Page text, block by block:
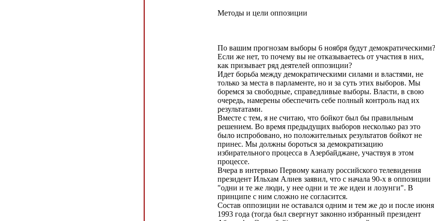
Методы и цели оппозиции
По вашим прогнозам выборы 6 ноября будут демократическими?
Если же нет, то почему вы не отказываетесь от участия в них,
как призывает ряд деятелей оппозиции?
Идет борьба между демократическими силами и властями, не
только за места в парламенте, но и за суть этих выборов. Мы
боремся за свободные, справедливые выборы. Власти, в свою
очередь, намерены обеспечить себе полный контроль над их
результатами.
Вместе с тем, я не считаю, что бойкот был бы правильным
решением. Во время предыдущих выборов несколько раз это
было испробовано, но положительных результатов бойкот не
принес. Мы должны бороться за демократизацию
избирательного процесса в Азербайджане, участвуя в этом
процессе.
Вчера в интервью Первому каналу российского телевидения
президент Ильхам Алиев заявил, что с начала 90-х в оппозиции
"одни и те же люди, у нее одни и те же идеи и лозунги". В
принципе с ним сложно не согласится.
Состав оппозиции не оставался одним и тем же до и после июня
1993 года (тогда был свергнут законно избранный президент